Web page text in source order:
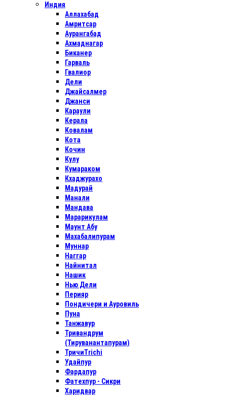
Индия
Аллахабад
Амритсар
Аурангабад
Ахмаднагар
Биканер
Гарваль
Гвалиор
Дели
Джайсалмер
Джанси
Караули
Керала
Ковалам
Кота
Кочин
Кулу
Кумараком
Кхаджурахо
Мадурай
Манали
Мандава
Марарикулам
Маунт Абу
Махабалипурам
Муннар
Наггар
Найнитал
Нашик
Нью Дели
Перияр
Пондичери и Ауровиль
Пуна
Танжавур
Тривандрум
(Тируванантапурам)
ТричиTrichi
Удайпур
Фардапур
Фатехпур - Сикри
Харидвар